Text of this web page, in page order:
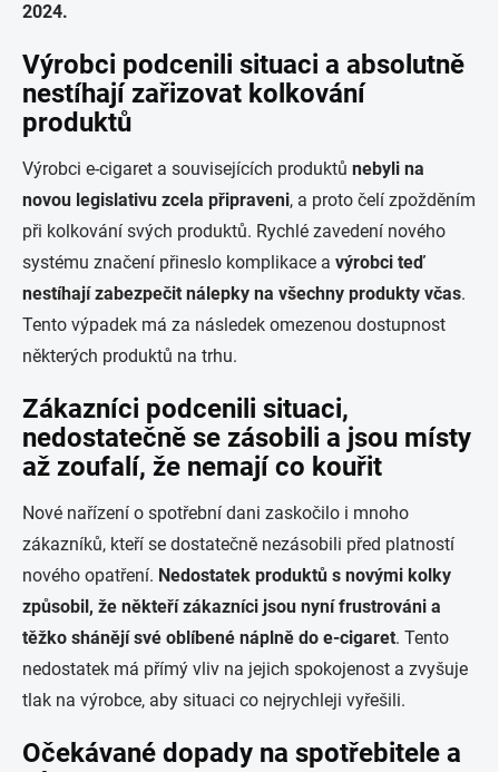
2024.
Výrobci podcenili situaci a absolutně
nestíhají zařizovat kolkování
produktů
Výrobci e-cigaret a souvisejících produktů nebyli na
novou legislativu zcela připraveni, a proto čelí zpožděním
při kolkování svých produktů. Rychlé zavedení nového
systému značení přineslo komplikace a výrobci teď
nestíhají zabezpečit nálepky na všechny produkty včas.
Tento výpadek má za následek omezenou dostupnost
některých produktů na trhu.
Zákazníci podcenili situaci,
nedostatečně se zásobili a jsou místy
až zoufalí, že nemají co kouřit
Nové nařízení o spotřební dani zaskočilo i mnoho
zákazníků, kteří se dostatečně nezásobili před platností
nového opatření. Nedostatek produktů s novými kolky
způsobil, že někteří zákazníci jsou nyní frustrováni a
těžko shánějí své oblíbené náplně do e-cigaret. Tento
nedostatek má přímý vliv na jejich spokojenost a zvyšuje
tlak na výrobce, aby situaci co nejrychleji vyřešili.
Očekávané dopady na spotřebitele a